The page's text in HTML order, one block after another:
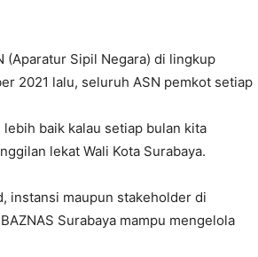
(Aparatur Sipil Negara) di lingkup
2021 lalu, seluruh ASN pemkot setiap
lebih baik kalau setiap bulan kita
lekat Wali Kota Surabaya.
instansi maupun stakeholder di
Surabaya mampu mengelola